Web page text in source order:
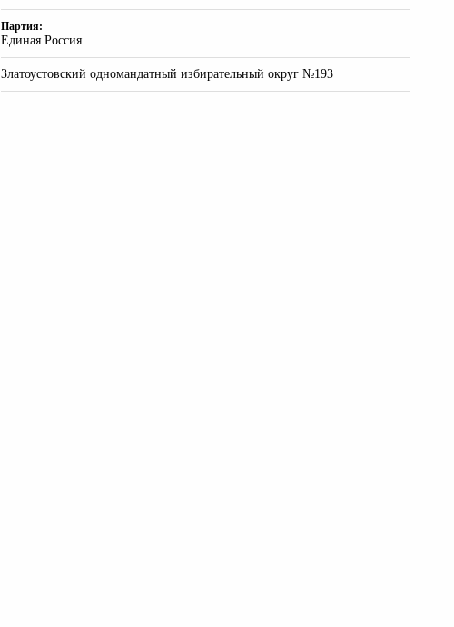
Партия:
Единая Россия
Златоустовский одномандатный избирательный округ №193